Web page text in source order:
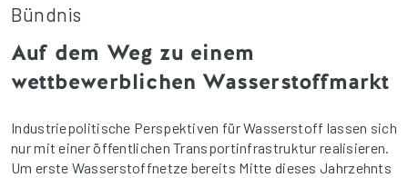
Bündnis
Auf dem Weg zu einem
wettbewerblichen Wasserstoffmarkt
Industriepolitische Perspektiven für Wasserstoff lassen sich
nur mit einer öffentlichen Transportinfrastruktur realisieren.
Um erste Wasserstoffnetze bereits Mitte dieses Jahrzehnts